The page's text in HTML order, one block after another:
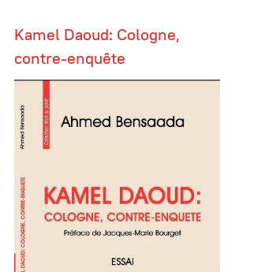
Kamel Daoud: Cologne,
contre-enquête